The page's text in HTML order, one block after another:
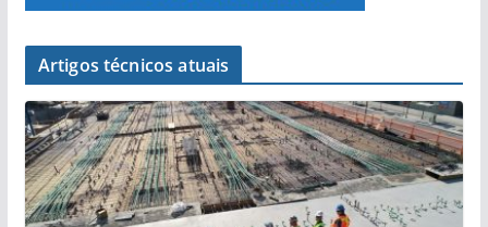
Artigos técnicos atuais